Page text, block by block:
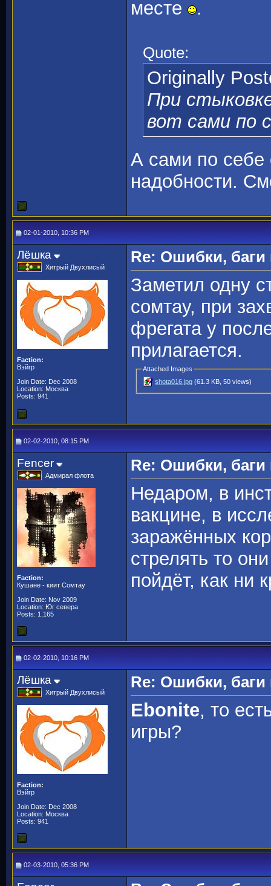
месте
.
Quote:
Originally
При
вот сами по
А сами по себе
надобности.
02-01-2010, 10:36 PM
Лёшка
Хитрый Двухлисый
Faction:
Вэйгр
Join Date: Dec 2008
Location: Москва
Posts: 941
Re: Ошибки, баги
Заметил одну
сомтау, при
фрегата у
прилагается.
Attached Images
shota016.jpg (61.3 KB, 50 views)
02-02-2010, 08:15 PM
Fencer
Адмирал флота
Faction:
Кушане - киит Сомтау
Join Date: Nov 2009
Location: Юг севера
Posts: 1,165
Re: Ошибки, баги
Недаром, в
вакцине, в
заражённых
стрелять то
пойдёт, как ни
02-02-2010, 10:16 PM
Лёшка
Хитрый Двухлисый
Faction:
Вэйгр
Join Date: Dec 2008
Location: Москва
Posts: 941
Re: Ошибки, баги
Ebonite, то
игры?
02-03-2010, 05:36 PM